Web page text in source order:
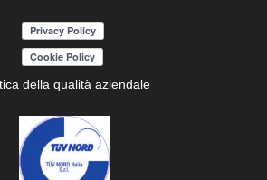
della qualità aziendale